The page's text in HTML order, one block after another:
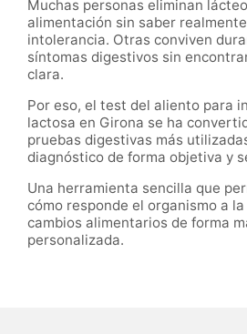
Muchas personas eliminan
alimentación sin saber
intolerancia. Otras conviven
síntomas digestivos sin
clara.
Por eso, el test del aliento para
lactosa en Girona se ha
pruebas digestivas más
diagnóstico de forma objetiva y
Una herramienta sencilla que
cómo responde el organismo a
cambios alimentarios de forma
personalizada.